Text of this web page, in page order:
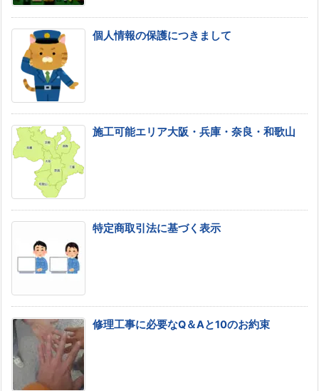
個人情報の保護につきまして
施工可能エリア大阪・兵庫・奈良・和歌山
特定商取引法に基づく表示
修理工事に必要なQ＆Aと10のお約束